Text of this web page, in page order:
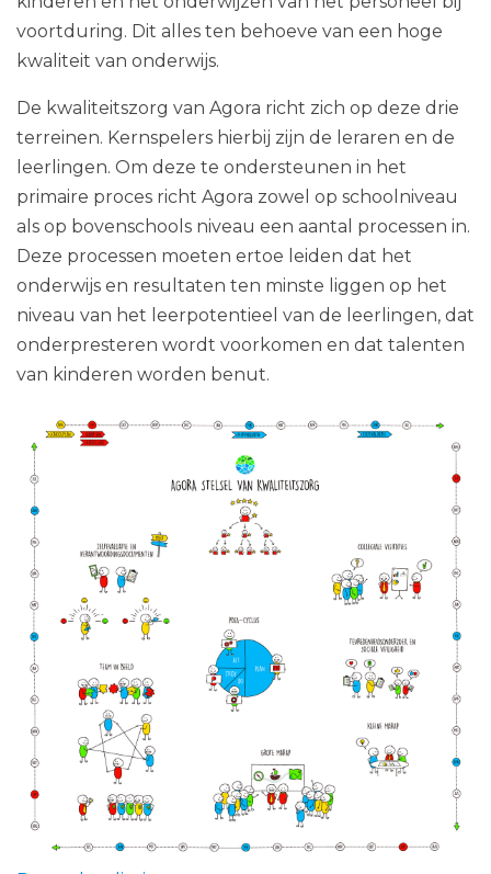
voortduring. Dit alles ten behoeve van een hoge
kwaliteit van onderwijs.
De kwaliteitszorg van Agora richt zich op deze drie
terreinen. Kernspelers hierbij zijn de leraren en de
leerlingen. Om deze te ondersteunen in het
primaire proces richt Agora zowel op schoolniveau
als op bovenschools niveau een aantal processen in.
Deze processen moeten ertoe leiden dat het
onderwijs en resultaten ten minste liggen op het
niveau van het leerpotentieel van de leerlingen, dat
onderpresteren wordt voorkomen en dat talenten
van kinderen worden benut.